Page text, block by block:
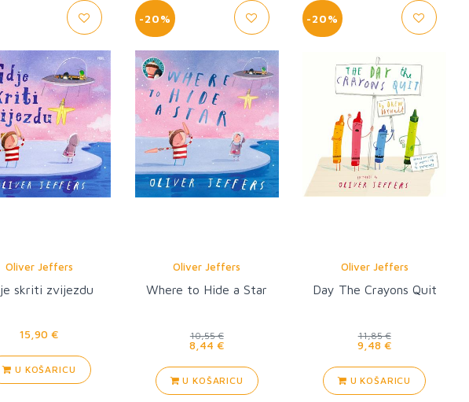
Oliver Jeffers
skriti zvijezdu
15,90 €
U KOŠARICU
-20%
Oliver Jeffers
Where to Hide a Star
10,55 €
8,44 €
U KOŠARICU
-20%
Oliver Jeffers
Day The Crayons Quit
11,85 €
9,48 €
U KOŠARICU